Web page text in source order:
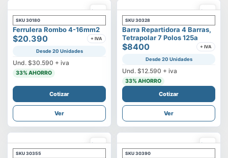
SKU 30180
Ferrulera Rombo 4-16mm2
$20.390 + IVA
Desde 20 Unidades
Und. $30.590 + iva
33% AHORRO
Cotizar
Ver
SKU 30328
Barra Repartidora 4 Barras,
Tetrapolar 7 Polos 125a
$8400 + IVA
Desde 20 Unidades
Und. $12.590 + iva
33% AHORRO
Cotizar
Ver
SKU 30355 SKU 30390